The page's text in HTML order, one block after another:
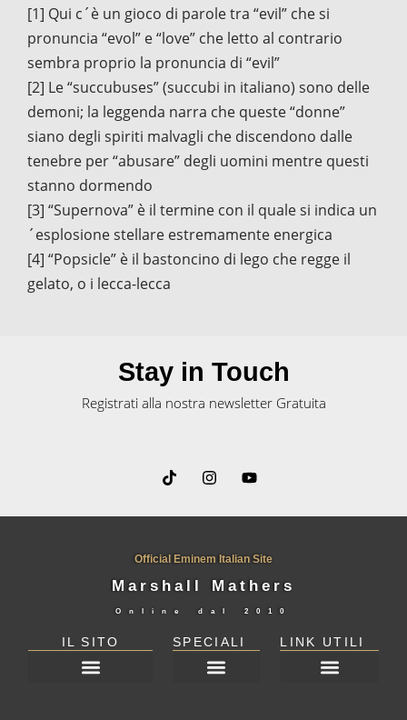
[1] Qui c´è un gioco di parole tra “evil” che si
pronuncia “evol” e “love” che letto al contrario
sembra proprio la pronuncia di “evil”
[2] Le “succubuses” (succubi in italiano) sono delle
demoni; la leggenda narra che queste “donne”
siano degli spiriti malvagli che discendono dalle
tenebre per “abusare” degli uomini mentre questi
stanno dormendo
[3] “Supernova” è il termine con il quale si indica un
´esplosione stellare estremamente energica
[4] “Popsicle” è il bastoncino di lego che regge il
gelato, o i lecca-lecca
Stay in Touch
Registrati alla nostra newsletter Gratuita
Official Eminem Italian Site
Marshall Mathers
Online dal 2010
IL SITO SPECIALI LINK UTILI